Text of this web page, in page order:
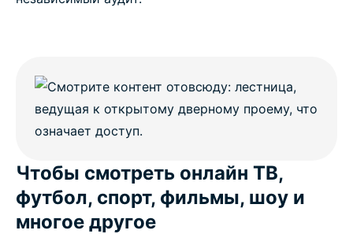
Чтобы смотреть онлайн ТВ,
футбол, спорт, фильмы, шоу и
многое другое